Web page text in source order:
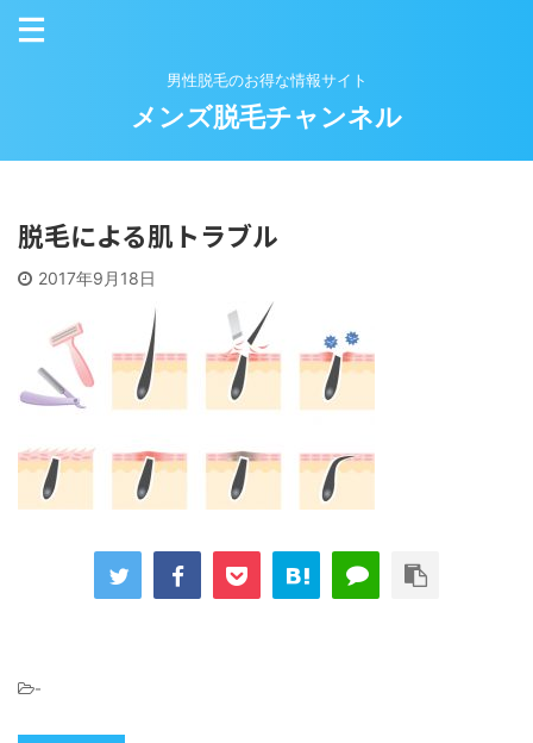
男性脱毛のお得な情報サイト
メンズ脱毛チャンネル
脱毛による肌トラブル
2017年9月18日
-